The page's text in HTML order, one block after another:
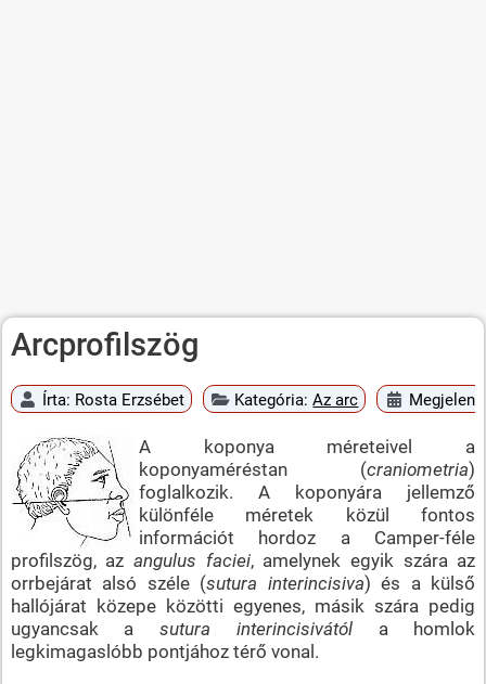
Arcprofilszög
Írta: Rosta Erzsébet Kategória:Az arc
A koponya méreteivel a
koponyaméréstan (craniometria)
foglalkozik. A koponyára jellemző
különféle méretek közül fontos
információt hordoz a Camper-féle
profilszög, azangulus faciei, amelynek egyik szára az
orrbejárat alsó széle (sutura interincisiva) és a külső
hallójárat közepe közötti egyenes, másik szára pedig
ugyancsak asutura interincisivátóla homlok
legkimagaslóbb pontjához térő vonal.